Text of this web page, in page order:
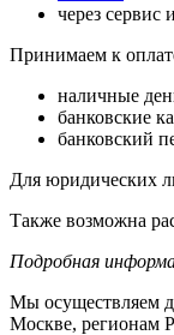
через сервис
Принимаем к
наличные
банковские
банковский
Для юридических
Также возможна
Подробная
Мы осуществляем
Москве, регионам